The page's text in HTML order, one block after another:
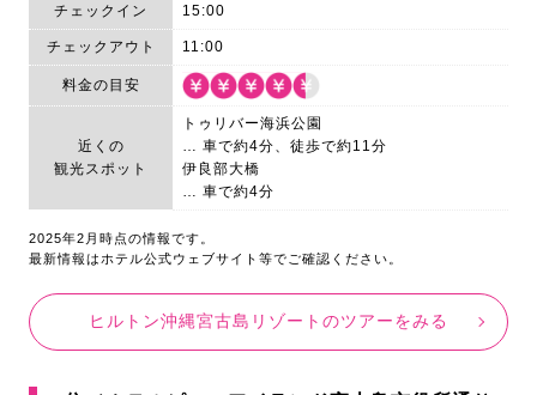
チェックイン 15:00
チェックアウト 11:00
料金の目安
近くの
観光スポット
トゥリバー海浜公園
… 車で約4分、徒歩で約11分
伊良部大橋
… 車で約4分
2025年2月時点の情報です。
最新情報はホテル公式ウェブサイト等でご確認ください。
ヒルトン沖縄宮古島リゾートのツアーをみる